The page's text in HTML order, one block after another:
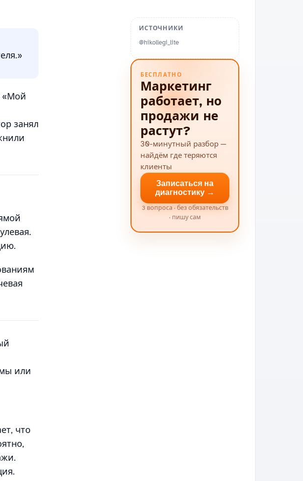
«Мой
занял
или
что
ИСТОЧНИКИ
@hikollegi_lite
БЕСПЛАТНО
Маркетинг
работает, но
продажи не
растут?
30-минутный разбор —
найдём где теряются
клиенты
Записаться на
диагностику →
3 вопроса · без обязательств
· пишу сам